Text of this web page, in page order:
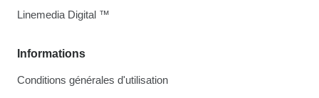
Informations
Conditions générales d'utilisation
Linemedia Digital ™